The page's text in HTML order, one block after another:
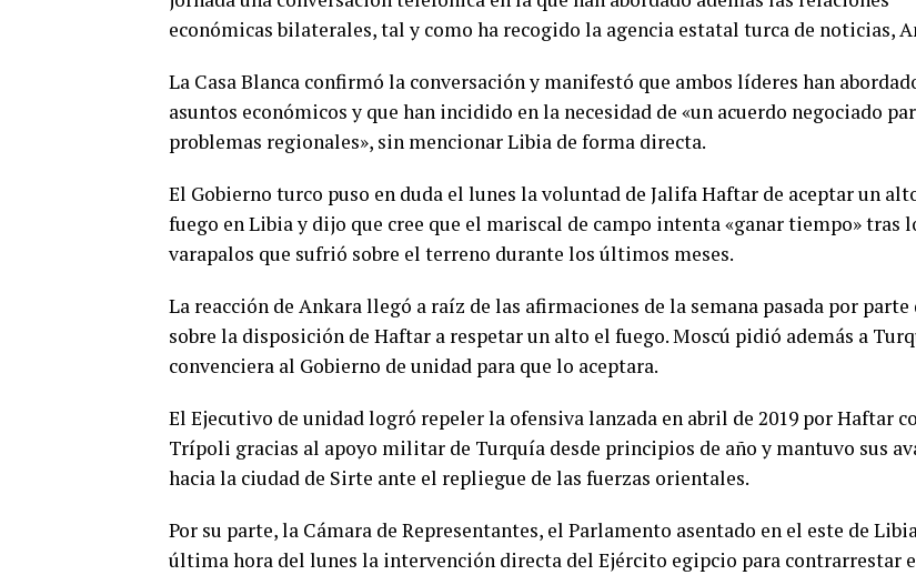
económicas bilaterales, tal y como ha recogido la agencia estatal turca de noticias,
La Casa Blanca confirmó la conversación y manifestó que ambos líderes han
asuntos económicos y que han incidido en la necesidad de «un acuerdo negociado
problemas regionales», sin mencionar Libia de forma directa.
El Gobierno turco puso en duda el lunes la voluntad de Jalifa Haftar de aceptar un
fuego en Libia y dijo que cree que el mariscal de campo intenta «ganar tiempo» tras
varapalos que sufrió sobre el terreno durante los últimos meses.
La reacción de Ankara llegó a raíz de las afirmaciones de la semana pasada por parte
sobre la disposición de Haftar a respetar un alto el fuego. Moscú pidió además a
convenciera al Gobierno de unidad para que lo aceptara.
El Ejecutivo de unidad logró repeler la ofensiva lanzada en abril de 2019 por Haftar
Trípoli gracias al apoyo militar de Turquía desde principios de año y mantuvo sus
hacia la ciudad de Sirte ante el repliegue de las fuerzas orientales.
Por su parte, la Cámara de Representantes, el Parlamento asentado en el este de
última hora del lunes la intervención directa del Ejército egipcio para contrarrestar